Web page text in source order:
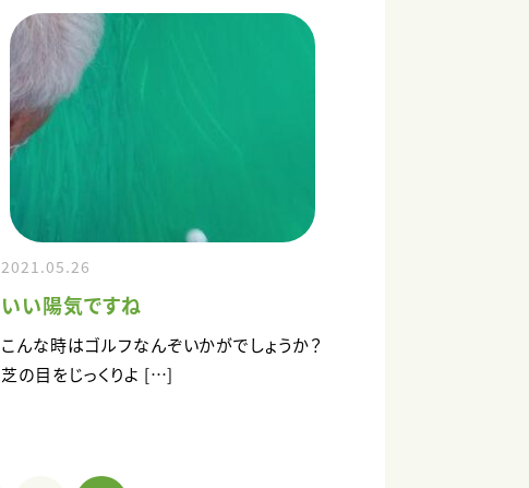
2021.05.26
いい陽気ですね
こんな時はゴルフなんぞいかがでしょうか？
芝の目をじっくりよ […]